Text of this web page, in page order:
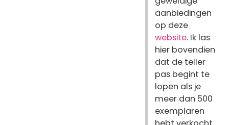
aanbiedingen
op deze
website. Ik las
hier bovendien
dat de teller
pas begint te
lopen als je
meer dan 500
exemplaren